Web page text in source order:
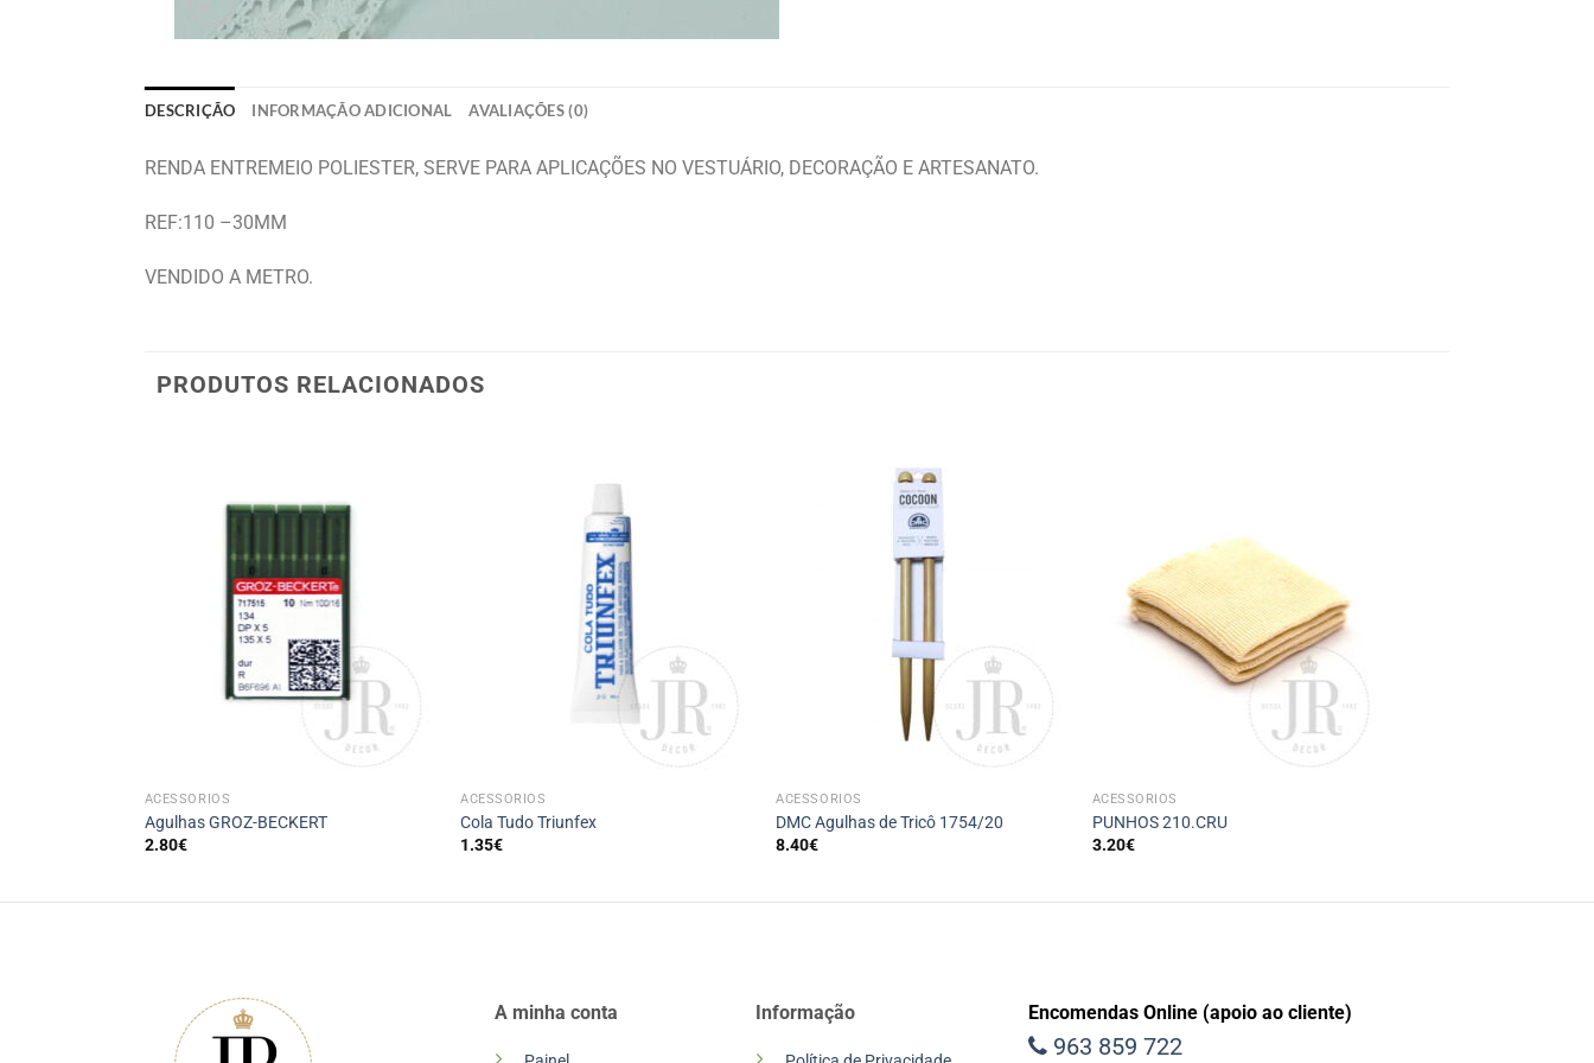
DESCRIÇÃO INFORMAÇÃO ADICIONAL AVALIAÇÕES (0)
RENDA ENTREMEIO POLIESTER, SERVE PARA APLICAÇÕES NO VESTUÁRIO, DECORAÇÃO E ARTESANATO.
REF:110 –30MM
VENDIDO A METRO.
PRODUTOS RELACIONADOS
ACESSÓRIOS
Agulhas GROZ-BECKERT
2.80€
ACESSÓRIOS
Cola Tudo Triunfex
1.35€
ACESSÓRIOS
DMC Agulhas de Tricô 1754/20
8.40€
ACESSÓRIOS
PUNHOS 210.CRU
3.20€
A minha conta Informação Encomendas Online (apoio ao cliente)
963 859 722